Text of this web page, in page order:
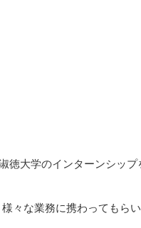
徳大学のインターンシッ
々な業務に携わってもら